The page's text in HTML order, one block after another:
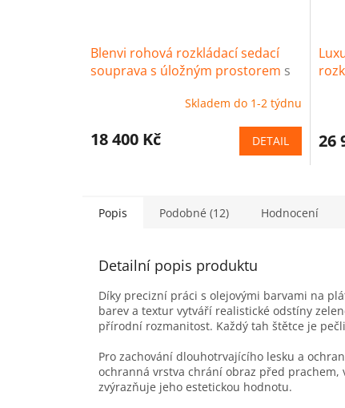
Blenvi rohová rozkládací sedací
souprava s úložným prostorem s
Skladem do 1-2 týdnu
18 400 Kč DETAIL 26
Popis Podobné (12) Hodnocení
Detailní popis produktu
Díky precizní práci s olejovými barvami na
barev a textur vytváří realistické odstíny
přírodní rozmanitost. Každý tah štětce je
Pro zachování dlouhotrvajícího lesku a
ochranná vrstva chrání obraz před prachem,
zvýrazňuje jeho estetickou hodnotu.